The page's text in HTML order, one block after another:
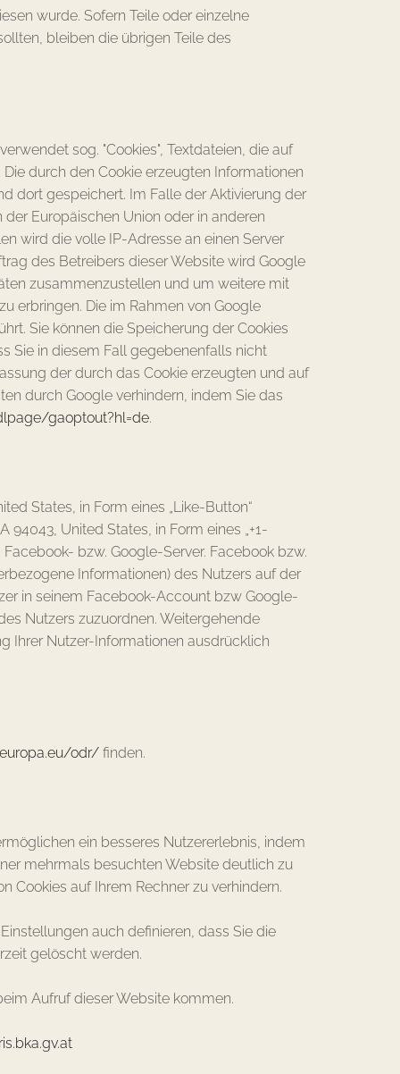
wurde. Sofern Teile oder einzelne
bleiben die übrigen Teile des
sog. "Cookies", Textdateien, die auf
durch den Cookie erzeugten Informationen
dort gespeichert. Im Falle der Aktivierung der
Europäischen Union oder in anderen
wird die volle IP-Adresse an einen Server
des Betreibers dieser Website wird Google
zusammenzustellen und um weitere mit
erbringen. Die im Rahmen von Google
Sie können die Speicherung der Cookies
Sie in diesem Fall gegebenenfalls nicht
der durch das Cookie erzeugten und auf
durch Google verhindern, indem Sie das
gaoptout?hl=de.
States, in Form eines „Like-Button“
United States, in Form eines „+1-
bzw. Google-Server. Facebook bzw.
Informationen) des Nutzers auf der
in seinem Facebook-Account bzw Google-
Nutzers zuzuordnen. Weitergehende
Ihrer Nutzer-Informationen ausdrücklich
odr/ finden.
ein besseres Nutzererlebnis, indem
mehrmals besuchten Website deutlich zu
Cookies auf Ihrem Rechner zu verhindern.
auch definieren, dass Sie die
gelöscht werden.
Aufruf dieser Website kommen.